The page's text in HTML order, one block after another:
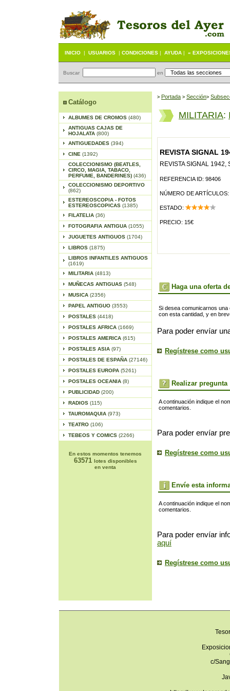
INICIO | USUARIOS | CONDICIONES | AYUDA | «
Buscar en
Catálogo
ALBUMES DE CROMOS (480)
ANTIGUAS CAJAS DE
HOJALATA (800)
ANTIGUEDADES (394)
CINE (1392)
COLECCIONISMO (BEATLES,
CIRCO, MAGIA, TABACO,
PERFUME, BANDERINES) (436)
COLECCIONISMO DEPORTIVO
(862)
ESTEREOSCOPIA - FOTOS
ESTEREOSCOPICAS (1385)
FILATELIA (36)
FOTOGRAFIA ANTIGUA (1055)
JUGUETES ANTIGUOS (1704)
LIBROS (1875)
LIBROS INFANTILES ANTIGUOS
(1619)
MILITARIA (4813)
MUÑECAS ANTIGUAS (548)
MUSICA (2356)
PAPEL ANTIGUO (3553)
POSTALES (4418)
POSTALES AFRICA (1669)
POSTALES AMERICA (615)
POSTALES ASIA (97)
POSTALES DE ESPAÑA (27146)
POSTALES EUROPA (5261)
POSTALES OCEANIA (8)
PUBLICIDAD (200)
RADIOS (115)
TAUROMAQUIA (973)
TEATRO (106)
TEBEOS Y COMICS (2266)
En estos momentos tenemos
63571 lotes disponibles
en venta
> Portada > Sección>
MILITARIA:
REVISTA SIGNAL
REVISTA SIGNAL 1942,
REFERENCIA ID: 98406
NÚMERO DE ARTÍCULOS:
ESTADO:
PRECIO: 15€
Haga una oferta
Si desea comunicarnos
con esta cantidad, y en
Para poder envíar
Regístrese como
Realizar pregunta
A continuación indique el
comentarios.
Para poder envíar
Regístrese como
Envíe esta
A continuación indique el
comentarios.
Para poder envíar
aquí
Regístrese como
c/